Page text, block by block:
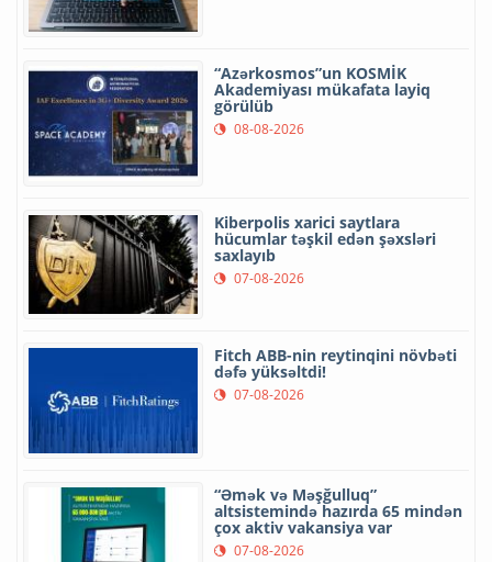
“Azərkosmos”un KOSMİK
Akademiyası mükafata layiq
görülüb
08-08-2026
Kiberpolis xarici saytlara
hücumlar təşkil edən şəxsləri
saxlayıb
07-08-2026
Fitch ABB-nin reytinqini növbəti
dəfə yüksəltdi!
07-08-2026
“Əmək və Məşğulluq”
altsistemində hazırda 65 mindən
çox aktiv vakansiya var
07-08-2026